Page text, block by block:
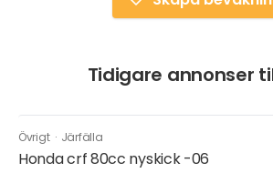
Tidigare annonser
Övrigt · Järfälla
Honda crf 80cc nyskick -06